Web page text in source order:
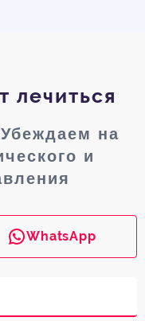
лечиться
на
и
WhatsApp